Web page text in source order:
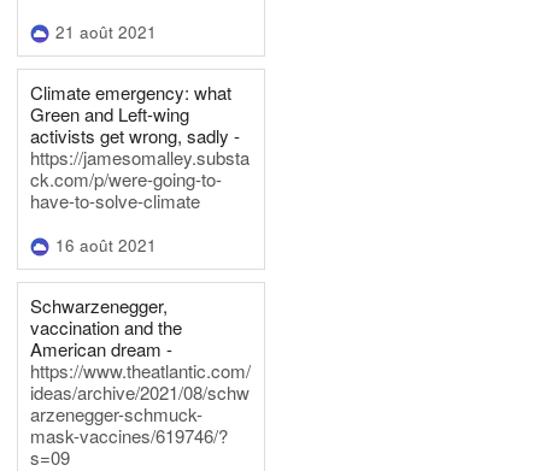
21 août 2021
Climate emergency: what
Green and Left-wing
activists get wrong, sadly -
https://jamesomalley.substa
ck.com/p/were-going-to-
have-to-solve-climate
16 août 2021
Schwarzenegger,
vaccination and the
American dream -
https://www.theatlantic.com/
ideas/archive/2021/08/schw
arzenegger-schmuck-
mask-vaccines/619746/?
s=09